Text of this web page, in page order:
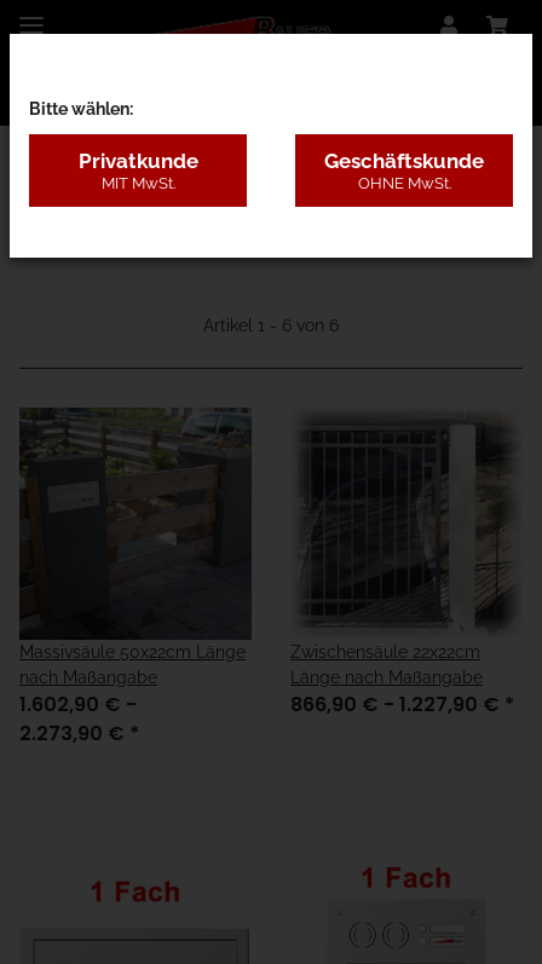
24A - Beton
Artikel 1 - 6 von 6
Massivsäule 50x22cm Länge
nach Maßangabe
1.602,90 € -
2.273,90 € *
Zwischensäule 22x22cm
Länge nach Maßangabe
866,90 € - 1.227,90 € *
Bitte wählen:
Privatkunde
MIT MwSt.
Geschäftskunde
OHNE MwSt.